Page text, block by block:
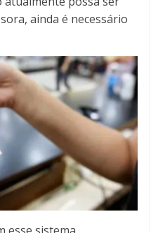
ainda é necessário